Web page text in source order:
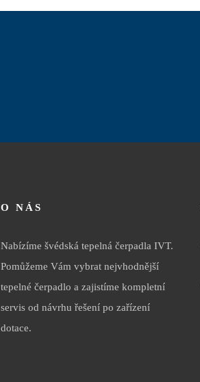
O NÁS
Nabízíme švédská tepelná čerpadla IVT.
Pomůžeme Vám vybrat nejvhodnější
tepelné čerpadlo a zajistíme kompletní
servis od návrhu řešení po zařízení
dotace.